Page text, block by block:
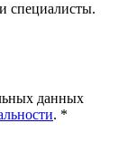
специалисты.
данных
. *